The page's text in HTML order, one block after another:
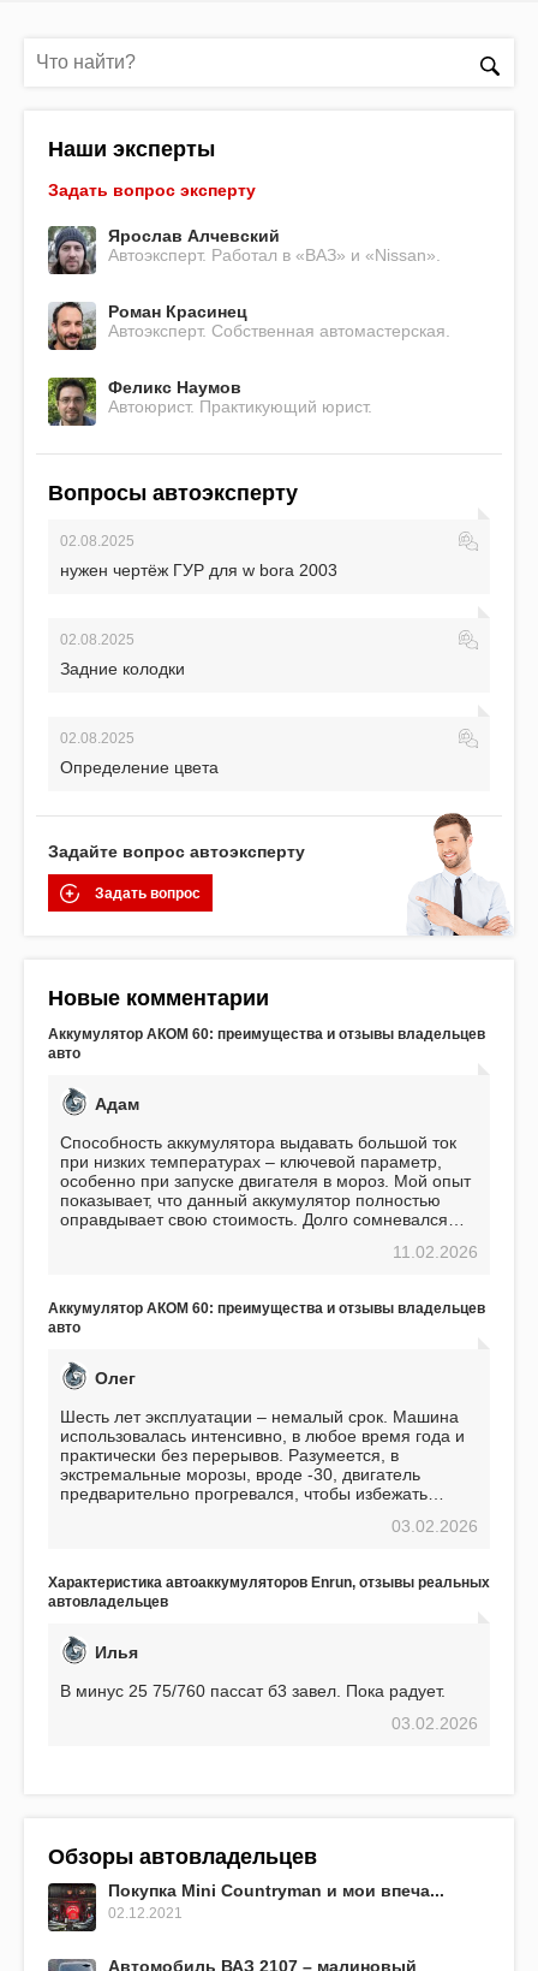
Наши эксперты
Задать вопрос эксперту
Ярослав Алчевский
Автоэксперт. Работал в «ВАЗ» и «Nissan».
Роман Красинец
Автоэксперт. Собственная автомастерская.
Феликс Наумов
Автоюрист. Практикующий юрист.
Вопросы автоэксперту
02.08.2025
нужен чертёж ГУР для w bora 2003
02.08.2025
Задние колодки
02.08.2025
Определение цвета
Задайте вопрос автоэксперту
Задать вопрос
Новые комментарии
Аккумулятор АКОМ 60: преимущества и отзывы владельцев
авто
Адам
Способность аккумулятора выдавать большой ток
при низких температурах – ключевой параметр,
особенно при запуске двигателя в мороз. Мой опыт
показывает, что данный аккумулятор полностью
оправдывает свою стоимость. Долго сомневался
пожалел. Считаю, что это отличное вложение,11.02.2026
Аккумулятор АКОМ 60: преимущества и отзывы владельцев
авто
Олег
Шесть лет эксплуатации – немалый срок. Машина
использовалась интенсивно, в любое время года и
практически без перерывов. Разумеется, в
экстремальные морозы, вроде -30, двигатель
предварительно прогревался, чтобы избежать
использования не было ни единой поломки,
EFB 75. Судя по характеристикам, он даже
превосходит предыдущую модель.
03.02.2026
Характеристика автоаккумуляторов Enrun, отзывы реальных
автовладельцев
Илья
В минус 25 75/760 пассат б3 завел. Пока радует.
03.02.2026
Обзоры автовладельцев
Покупка Mini Countryman и мои впеча...
02.12.2021
Автомобиль ВАЗ 2107 – малиновый